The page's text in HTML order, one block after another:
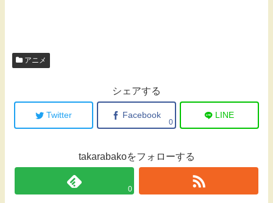
アニメ
シェアする
Twitter Facebook
0
LINE
takarabakoをフォローする
0